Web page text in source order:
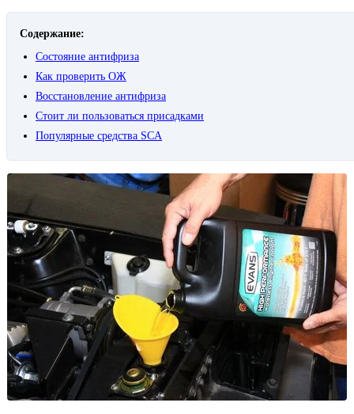
Содержание:
Состояние антифриза
Как проверить ОЖ
Восстановление антифриза
Стоит ли пользоваться присадками
Популярные средства SCA